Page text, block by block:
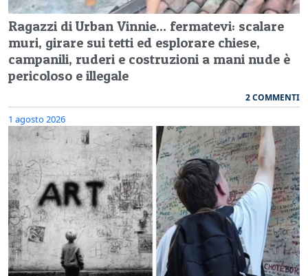
Ragazzi di Urban Vinnie... fermatevi: scalare
muri, girare sui tetti ed esplorare chiese,
campanili, ruderi e costruzioni a mani nude è
pericoloso e illegale
2 COMMENTI
1 agosto 2026